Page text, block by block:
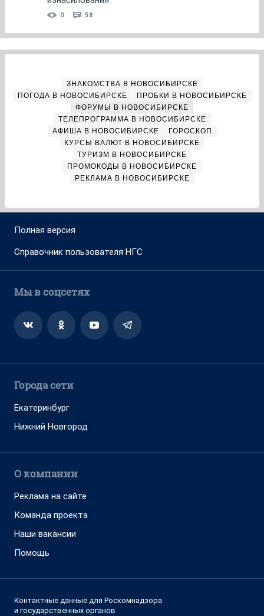
0 58
ЗНАКОМСТВА В НОВОСИБИРСКЕ
ПОГОДА В НОВОСИБИРСКЕ
ПРОБКИ В НОВОСИБИРСКЕ
ФОРУМЫ В НОВОСИБИРСКЕ
ТЕЛЕПРОГРАММА В НОВОСИБИРСКЕ
АФИША В НОВОСИБИРСКЕ
ГОРОСКОП
КУРСЫ ВАЛЮТ В НОВОСИБИРСКЕ
ТУРИЗМ В НОВОСИБИРСКЕ
ПРОМОКОДЫ В НОВОСИБИРСКЕ
РЕКЛАМА В НОВОСИБИРСКЕ
Полная версия
Справочник пользователя НГС
Мы в соцсетях
Города сети
Екатеринбург
Нижний Новгород
О компании
Реклама на сайте
Команда проекта
Наши вакансии
Помощь
Контактные данные для Роскомнадзора
и государственных органов